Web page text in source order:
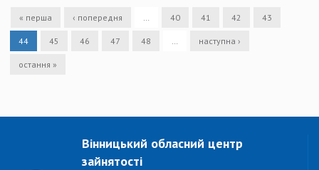
« перша ‹ попередня … 40 41 42 43
44 45 46 47 48 … наступна ›
остання »
Вінницький обласний центр
зайнятості